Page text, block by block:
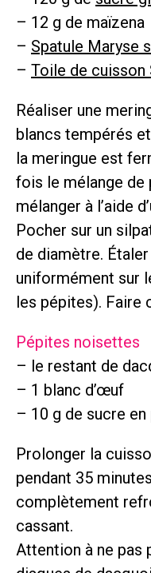
– 12 g de maïzena
– Spatule Maryse
– Toile de cuisson
Réaliser une
blancs tempérés
la meringue est
fois le mélange de
mélanger à l’aide
Pocher sur un
de diamètre.
uniformément sur
les pépites). Faire
Pépites noisettes
– le restant de
– 1 blanc d’œuf
– 10 g de sucre en
Prolonger la
pendant 35
complètement
cassant.
Attention à ne pas